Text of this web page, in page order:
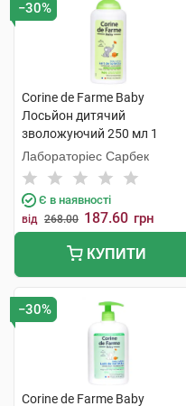
−30%
Corine de Farme Baby
Лосьйон дитячий
зволожуючий 250 мл 1
флакон
Лабораторіес Сарбек
Є в наявності
від 268.00 187.60 грн
КУПИТИ
−30%
Corine de Farme Baby